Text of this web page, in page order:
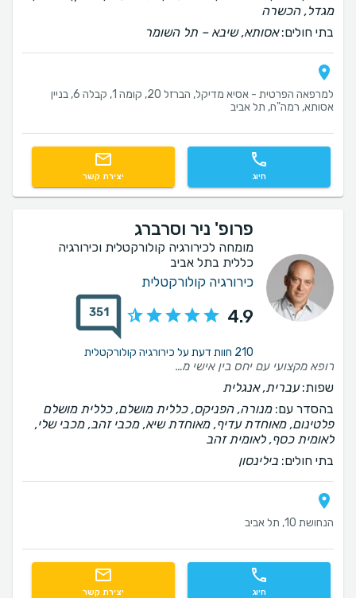
מגדל, הכשרה
בתי חולים:אסותא, שיבא – תל השומר
למרפאה הפרטית - אסיא מדיקל, הברזל 20, קומה 1, קבלה 6, בניין
אסותא, רמה"ח, תל אביב
חיוג יצירת קשר
פרופ' ניר וסרברג
מומחה לכירורגיה קולורקטלית וכירורגיה
כללית בתל אביב
כירורגיה קולורקטלית
4.9
351
210 חוות דעת על כירורגיה קולורקטלית
רופא מקצועי עם יחס בין אישי מצוין
שפות:עברית, אנגלית
בהסדר עם:מנורה, הפניקס, כללית מושלם, כללית מושלם
פלטינום, מאוחדת עדיף, מאוחדת שיא, מכבי זהב, מכבי שלי,
לאומית כסף, לאומית זהב
בתי חולים: בילינסון
הנחושת 10, תל אביב
חיוג יצירת קשר